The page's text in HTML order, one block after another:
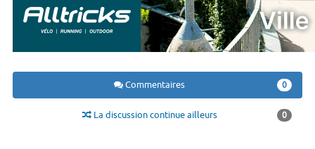
Commentaires 0
La discussion continue ailleurs 0